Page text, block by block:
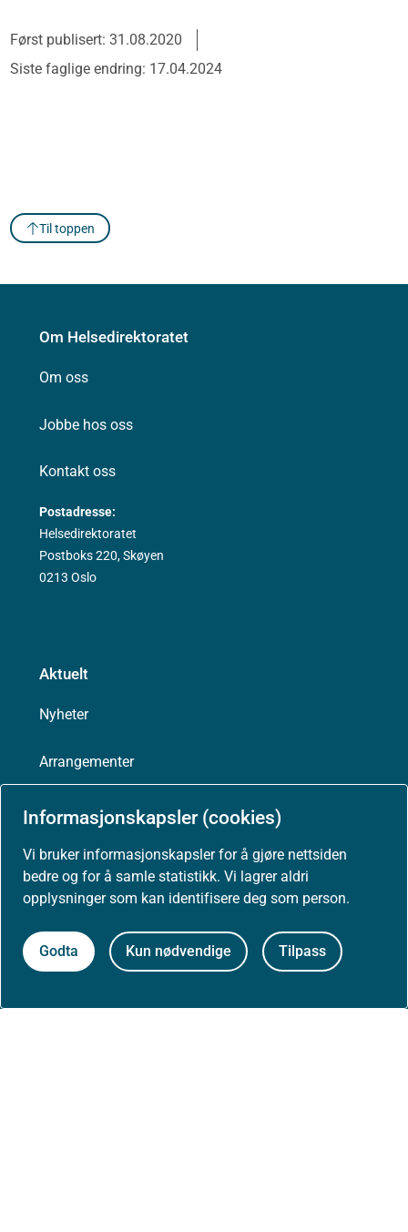
Informasjonskapsler (cookies)
Vi bruker informasjonskapsler for å gjøre nettsiden
bedre og for å samle statistikk. Vi lagrer aldri
opplysninger som kan identifisere deg som person.
Godta Kun nødvendige Tilpass
Først publisert: 31.08.2020
Siste faglige endring: 17.04.2024
Til toppen
Om Helsedirektoratet
Om oss
Jobbe hos oss
Kontakt oss
Postadresse:
Helsedirektoratet
Postboks 220, Skøyen
0213 Oslo
Aktuelt
Nyheter
Arrangementer
Høringer
Presse
Om nettstedet